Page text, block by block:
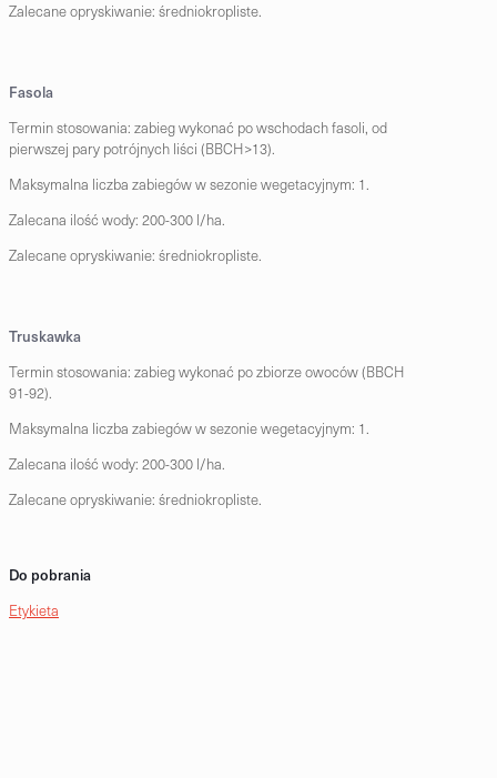
Zalecane opryskiwanie: średniokropliste.
Fasola
Termin stosowania: zabieg wykonać po wschodach fasoli, od
pierwszej pary potrójnych liści (BBCH>13).
Maksymalna liczba zabiegów w sezonie wegetacyjnym: 1.
Zalecana ilość wody: 200-300 l/ha.
Zalecane opryskiwanie: średniokropliste.
Truskawka
Termin stosowania: zabieg wykonać po zbiorze owoców (BBCH
91-92).
Maksymalna liczba zabiegów w sezonie wegetacyjnym: 1.
Zalecana ilość wody: 200-300 l/ha.
Zalecane opryskiwanie: średniokropliste.
Do pobrania
Etykieta